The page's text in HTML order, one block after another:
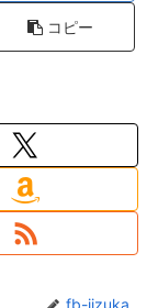
コピー
fb-iizuka